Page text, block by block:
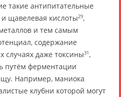
такие антипитательные
щавелевая кислоты29,
и тем самым
содержание
случаях даже токсины31,
путём ферментации
Например, маниока
клубни которой могут